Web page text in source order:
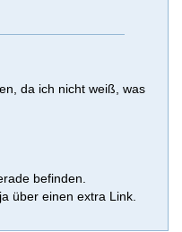
da ich nicht weiß, was
befinden.
über einen extra Link.